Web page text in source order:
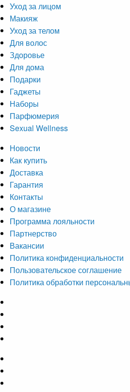
Уход за лицом
Макияж
Уход за телом
Для волос
Здоровье
Для дома
Подарки
Гаджеты
Наборы
Парфюмерия
Sexual Wellness
Новости
Как купить
Доставка
Гарантия
Контакты
О магазине
Программа лояльности
Партнерство
Вакансии
Политика конфиденциальности
Пользовательское соглашение
Политика обработки